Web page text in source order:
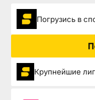
Погрузиcь в
Крупнейшие